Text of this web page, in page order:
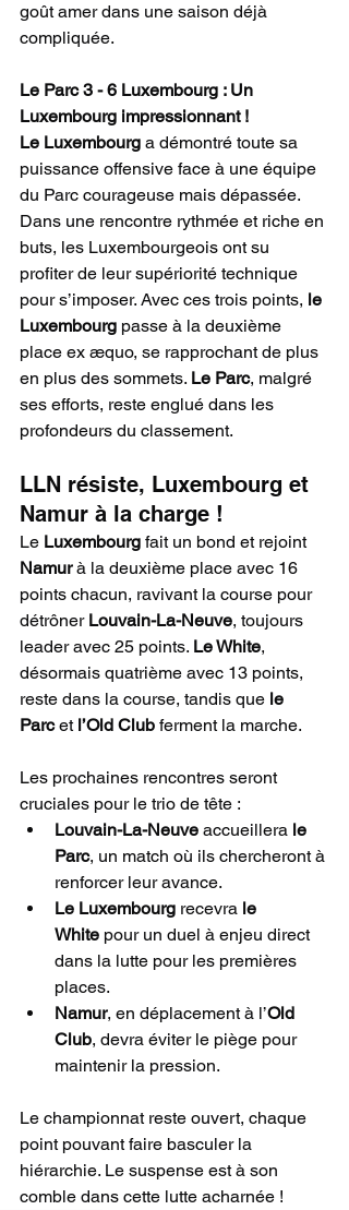
goût amer dans une saison déjà
compliquée.
Le Parc 3 - 6 Luxembourg : Un
Luxembourg impressionnant !
Le Luxembourg a démontré toute sa
puissance offensive face à une équipe
du Parc courageuse mais dépassée.
Dans une rencontre rythmée et riche en
buts, les Luxembourgeois ont su
profiter de leur supériorité technique
pour s’imposer. Avec ces trois points, le
Luxembourg passe à la deuxième
place ex æquo, se rapprochant de plus
en plus des sommets. Le Parc, malgré
ses efforts, reste englué dans les
profondeurs du classement.
LLN résiste, Luxembourg et
Namur à la charge !
Le Luxembourg fait un bond et rejoint
Namur à la deuxième place avec 16
points chacun, ravivant la course pour
détrôner Louvain-La-Neuve, toujours
leader avec 25 points. Le White,
désormais quatrième avec 13 points,
reste dans la course, tandis que le
Parc et l’Old Club ferment la marche.
Les prochaines rencontres seront
cruciales pour le trio de tête :
Louvain-La-Neuve accueillera le
Parc, un match où ils chercheront à
renforcer leur avance.
Le Luxembourg recevra le
White pour un duel à enjeu direct
dans la lutte pour les premières
places.
Namur, en déplacement à l’Old
Club, devra éviter le piège pour
maintenir la pression.
Le championnat reste ouvert, chaque
point pouvant faire basculer la
hiérarchie. Le suspense est à son
comble dans cette lutte acharnée !